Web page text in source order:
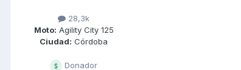
28,3k
Moto: Agility City 125
Ciudad: Córdoba
Donador